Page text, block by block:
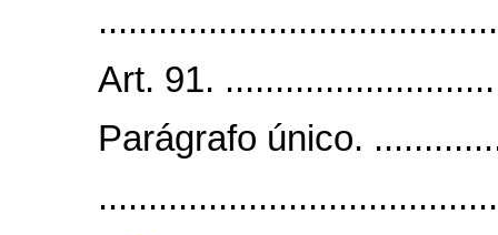
Art. 91.
Parágrafo único.